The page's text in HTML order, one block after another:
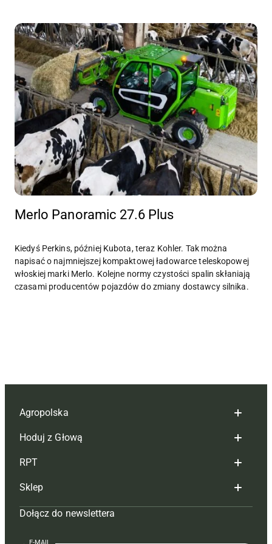
Merlo Panoramic 27.6 Plus
Kiedyś Perkins, później Kubota, teraz Kohler. Tak można
napisać o najmniejszej kompaktowej ładowarce teleskopowej
włoskiej marki Merlo. Kolejne normy czystości spalin skłaniają
czasami producentów pojazdów do zmiany dostawcy silnika.
Agropolska
Redakcja
Reklama
Tagi
Mapa serwisu
Kontakt
Hoduj z Głową
Hoduj z głową bydło
Hoduj z głową świnie
Prenumerata
Redakcja
RPT
Redakcja
Prenumerata
Reklama
Sklep
Czasopisma i prenumerata
Książki
Dołącz do newslettera
E-MAIL